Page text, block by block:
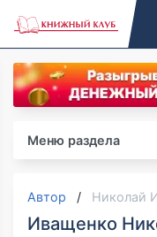
Меню раздела
Автор Николай
Иващенко